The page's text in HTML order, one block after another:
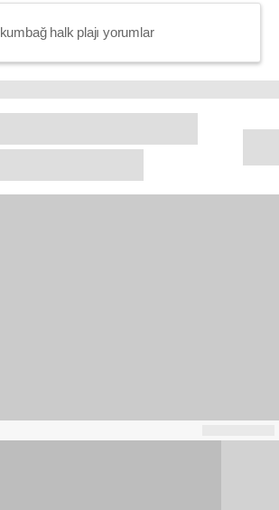
kumbağ halk plajı yorumlar